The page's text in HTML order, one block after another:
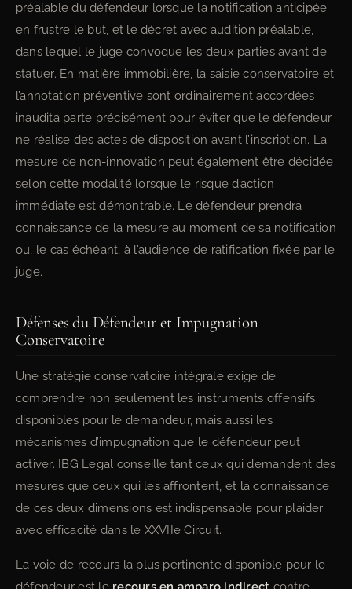
préalable du défendeur lorsque la notification anticipée
en frustre le but, et le décret avec audition préalable,
dans lequel le juge convoque les deux parties avant de
statuer. En matière immobilière, la saisie conservatoire et
l’annotation préventive sont ordinairement accordées
inaudita parte précisément pour éviter que le défendeur
ne réalise des actes de disposition avant l’inscription. La
mesure de non-innovation peut également être décidée
selon cette modalité lorsque le risque d’action
immédiate est démontrable. Le défendeur prendra
connaissance de la mesure au moment de sa notification
ou, le cas échéant, à l’audience de ratification fixée par le
juge.
Défenses du Défendeur et Impugnation
Conservatoire
Une stratégie conservatoire intégrale exige de
comprendre non seulement les instruments offensifs
disponibles pour le demandeur, mais aussi les
mécanismes d’impugnation que le défendeur peut
activer. IBG Legal conseille tant ceux qui demandent des
mesures que ceux qui les affrontent, et la connaissance
de ces deux dimensions est indispensable pour plaider
avec efficacité dans le XXVIIe Circuit.
La voie de recours la plus pertinente disponible pour le